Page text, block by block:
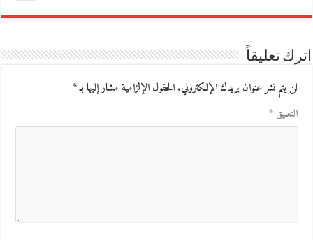
اترك تعليقاً
لن يتم نشر عنوان بريدك الإلكتروني.الحقول الإلزامية مشار إليها بـ*
التعليق*